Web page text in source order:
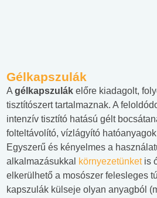
Gélkapszulák
A gélkapszulák előre kiadagolt,
tisztítószert tartalmaznak. A
intenzív tisztító hatású gélt
folteltávolító, vízlágyító
Egyszerű és kényelmes a
alkalmazásukkal
környezetünket is
elkerülhető a mosószer felesleges
kapszulák külseje olyan anyagból